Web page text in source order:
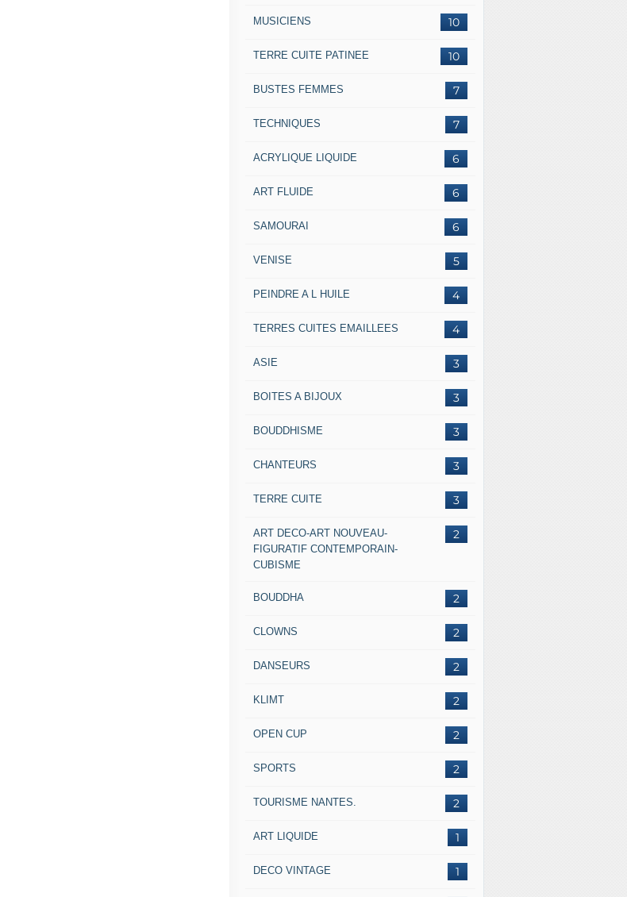
10
MUSICIENS
10
TERRE CUITE PATINEE
7
BUSTES FEMMES
7
TECHNIQUES
6
ACRYLIQUE LIQUIDE
6
ART FLUIDE
6
SAMOURAI
5
VENISE
4
PEINDRE A L HUILE
4
TERRES CUITES EMAILLEES
3
ASIE
3
BOITES A BIJOUX
3
BOUDDHISME
3
CHANTEURS
3
TERRE CUITE
2
ART DECO-ART NOUVEAU-
FIGURATIF CONTEMPORAIN-
CUBISME
2
BOUDDHA
2
CLOWNS
2
DANSEURS
2
KLIMT
2
OPEN CUP
2
SPORTS
2
TOURISME NANTES.
1
ART LIQUIDE
1
DECO VINTAGE